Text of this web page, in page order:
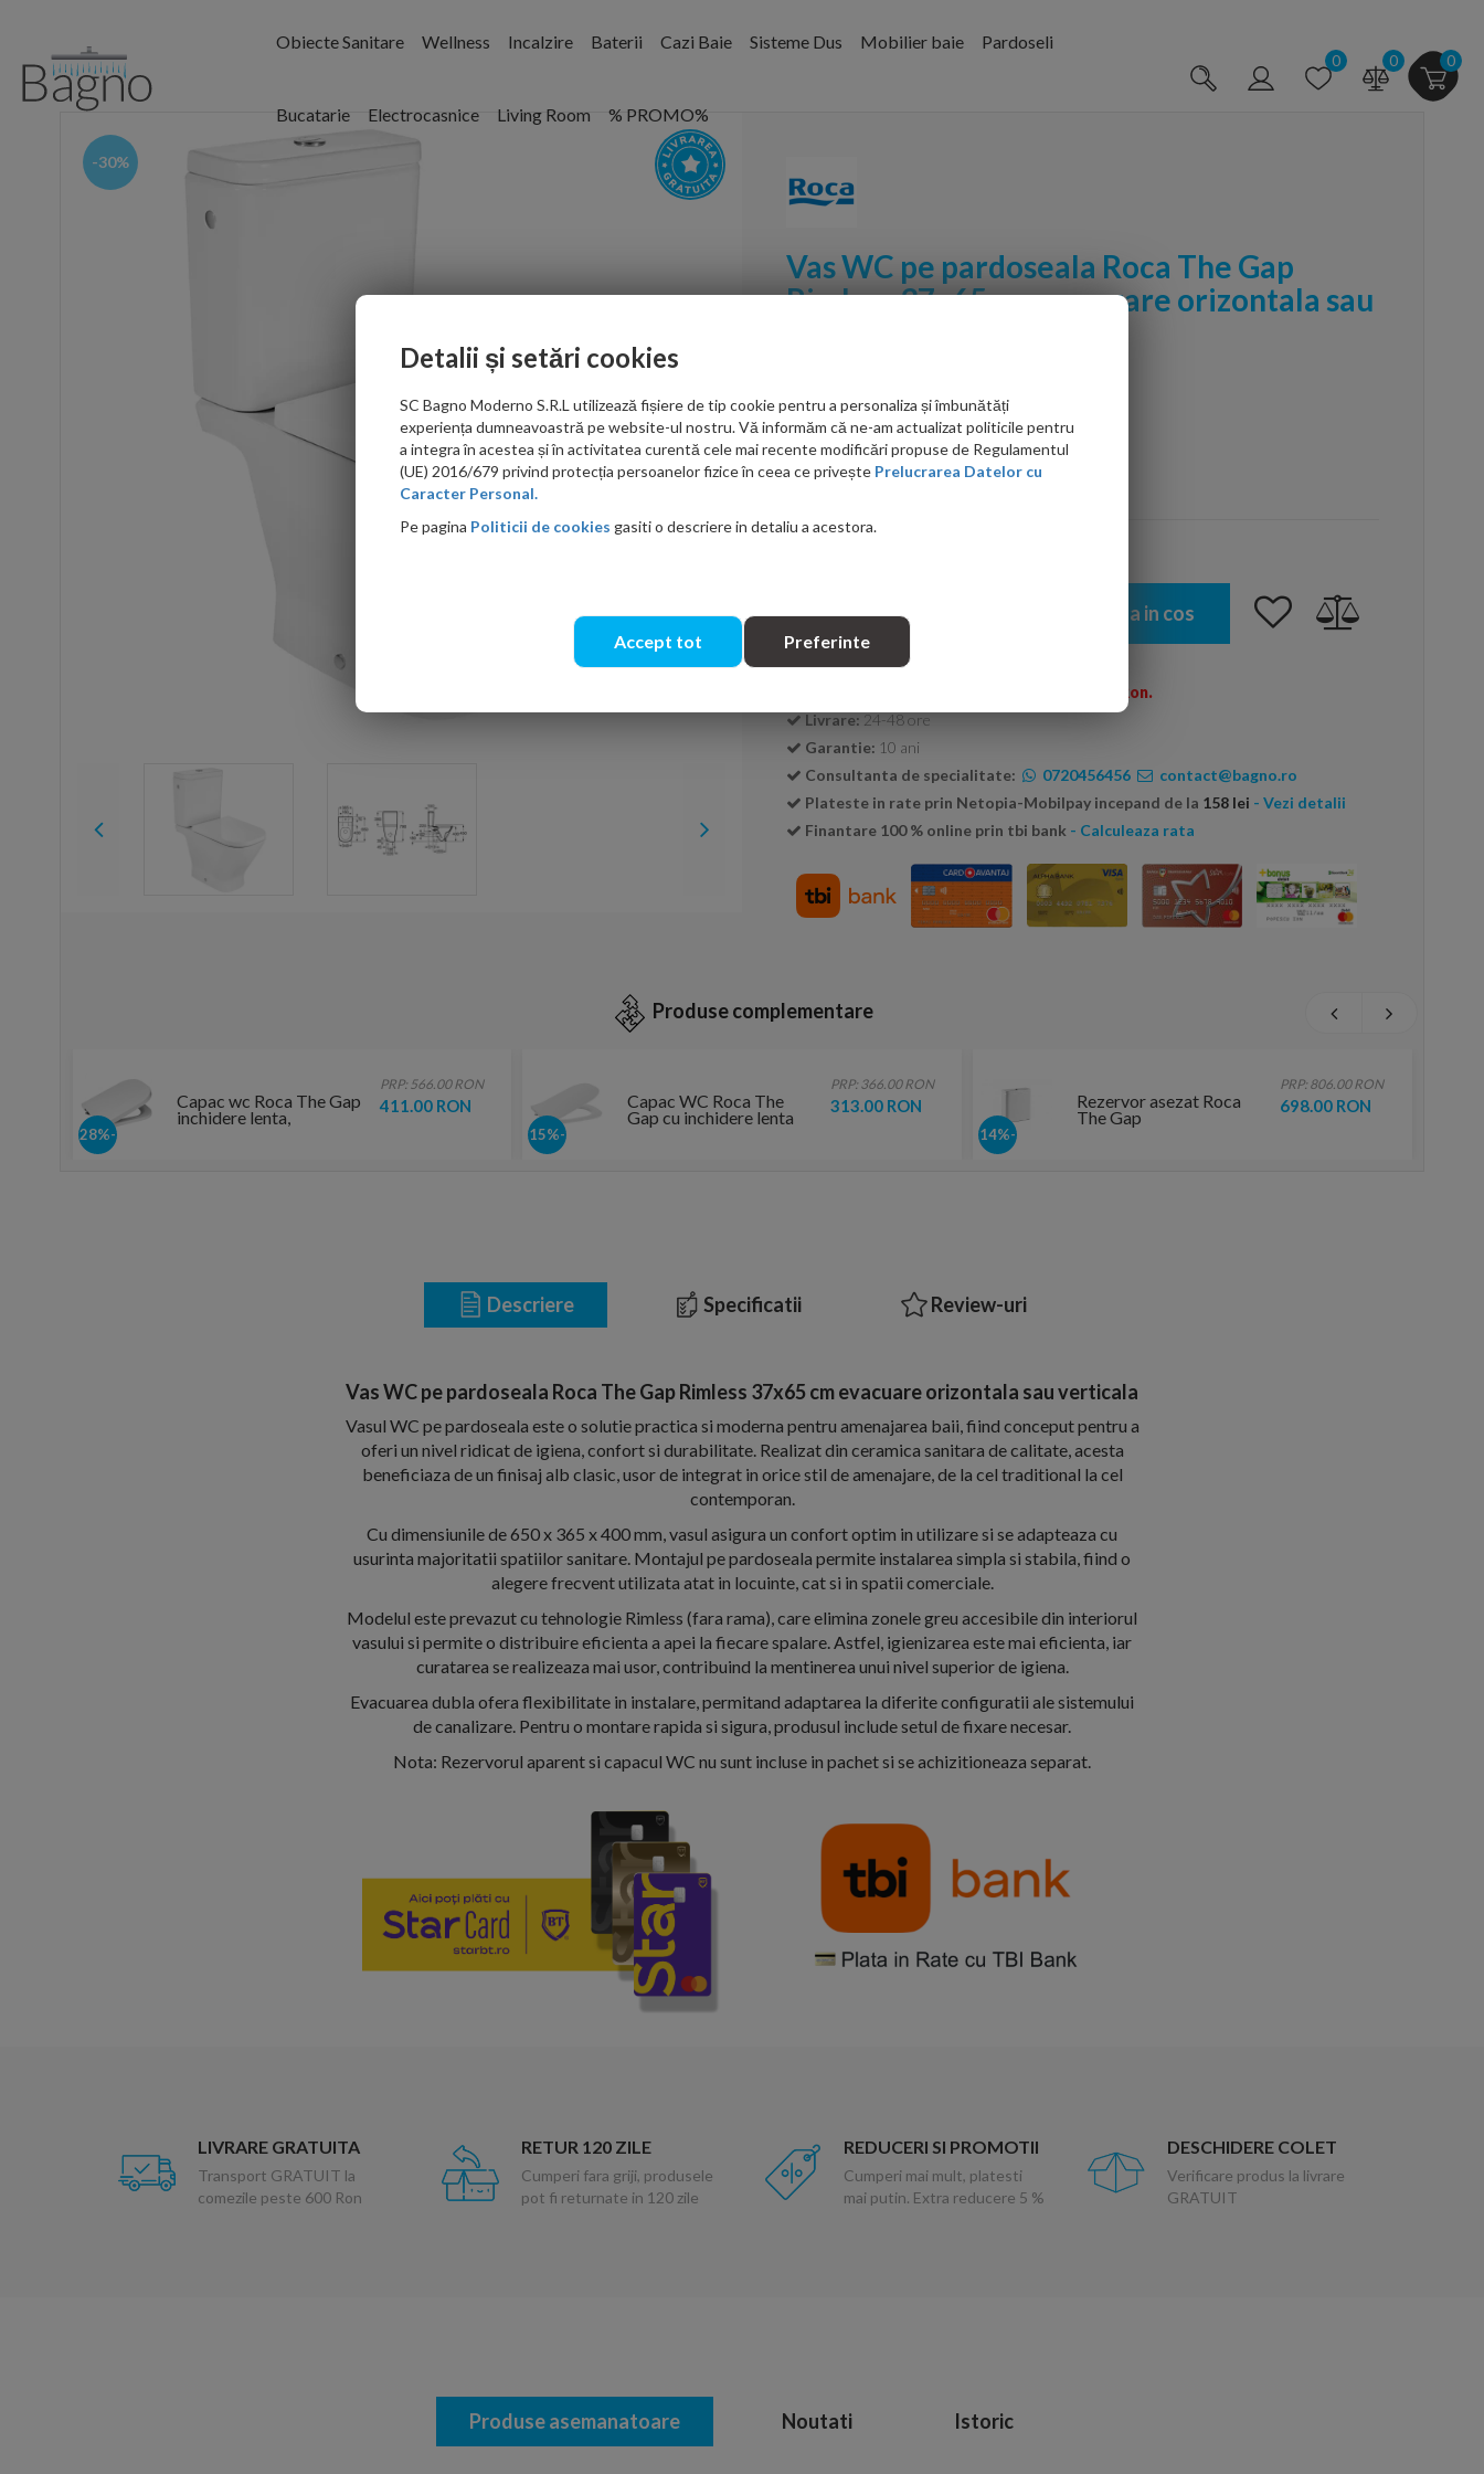
Obiecte Sanitare Wellness Incalzire Baterii Cazi Baie Sisteme Dus Mobilier baie Pardoseli
Bucatarie Electrocasnice Living Room % PROMO%
0 0 0
-30%
Vas WC pe pardoseala Roca The Gap
Rimless 37x65 cm evacuare orizontala sau
PRP: 1,345.00 RON
950.00 RON
Ati gasit in alta parte mai ieftin?
Cantitate: Adauga in cos
Transport GRATUIT la comenzi peste 600 Ron.
Livrare: 24-48 ore
Garantie: 10 ani
Consultanta de specialitate:
0720456456
contact@bagno.ro
Plateste in rate prin Netopia-Mobilpay incepand de la 158 lei - Vezi detalii
Finantare 100 % online prin tbi bank - Calculeaza rata
Produse complementare
-14%
Rezervor asezat Roca
The Gap
PRP: 806.00 RON
698.00 RON
-15%
Capac WC Roca The
Gap cu inchidere lenta
PRP: 366.00 RON
313.00 RON
-28%
Capac wc Roca The Gap
inchidere lenta,
balamale metalice
PRP: 566.00 RON
411.00 RON
Descriere Specificatii Review-uri
Vas WC pe pardoseala Roca The Gap Rimless 37x65 cm evacuare orizontala sau verticala
Vasul WC pe pardoseala este o solutie practica si moderna pentru amenajarea baii, fiind conceput pentru a
oferi un nivel ridicat de igiena, confort si durabilitate. Realizat din ceramica sanitara de calitate, acesta
beneficiaza de un finisaj alb clasic, usor de integrat in orice stil de amenajare, de la cel traditional la cel
contemporan.
Cu dimensiunile de 650 x 365 x 400 mm, vasul asigura un confort optim in utilizare si se adapteaza cu
usurinta majoritatii spatiilor sanitare. Montajul pe pardoseala permite instalarea simpla si stabila, fiind o
alegere frecvent utilizata atat in locuinte, cat si in spatii comerciale.
Modelul este prevazut cu tehnologie Rimless (fara rama), care elimina zonele greu accesibile din interiorul
vasului si permite o distribuire eficienta a apei la fiecare spalare. Astfel, igienizarea este mai eficienta, iar
curatarea se realizeaza mai usor, contribuind la mentinerea unui nivel superior de igiena.
Evacuarea dubla ofera flexibilitate in instalare, permitand adaptarea la diferite configuratii ale sistemului
de canalizare. Pentru o montare rapida si sigura, produsul include setul de fixare necesar.
Nota: Rezervorul aparent si capacul WC nu sunt incluse in pachet si se achizitioneaza separat.
LIVRARE GRATUITA
Transport GRATUIT la
comezile peste 600 Ron
RETUR 120 ZILE
Cumperi fara griji, produsele
pot fi returnate in 120 zile
REDUCERI SI PROMOTII
Cumperi mai mult, platesti
mai putin. Extra reducere 5 %
DESCHIDERE COLET
Verificare produs la livrare
GRATUIT
Produse asemanatoare Noutati Istoric
Detalii și setări cookies
SC Bagno Moderno S.R.L utilizează fișiere de tip cookie pentru a personaliza și îmbunătăți
experiența dumneavoastră pe website-ul nostru. Vă informăm că ne-am actualizat politicile pentru
a integra în acestea și în activitatea curentă cele mai recente modificări propuse de Regulamentul
(UE) 2016/679 privind protecția persoanelor fizice în ceea ce privește Prelucrarea Datelor cu
Caracter Personal.
Pe pagina Politicii de cookies gasiti o descriere in detaliu a acestora.
Accept tot Preferinte